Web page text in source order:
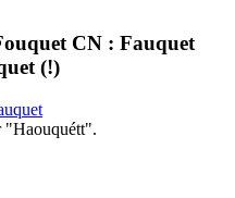
CN : Fauquet
(!)
"Haouquétt".